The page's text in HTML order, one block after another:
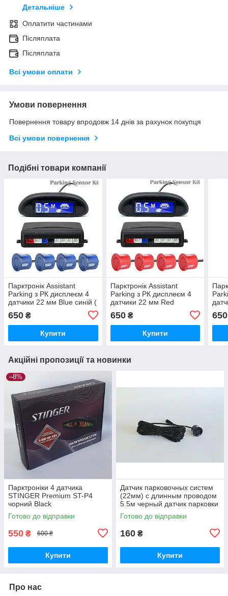
Детальніше
Оплатити частинами
Післяплата
Післяплата
Всі умови оплати
Умови повернення
Повернення товару впродовж 14 днів за рахунок покупця
Всі умови повернення
Подібні товари компанії
Парктронік Assistant
Parking з РК дисплеєм 4
датчики 22 мм Blue синій (
650 ₴
Купити
Парктронік Assistant
Parking з РК дисплеєм 4
датчики 22 мм Red
650₴
Купити
650
Акційні пропозиції та новинки
–8%
Парктроніки 4 датчика
STINGER Premium ST-P4
чорний Black
Готово до відправки
550 ₴ 600 ₴
Купити
Датчик парковочных систем
(22мм) с длинным проводом
5.5м черный датчик парковки
датчик парктроника
Готово до відправки
160 ₴
Купити
Про нас